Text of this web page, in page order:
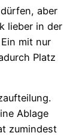
aber
lieber in der
mit nur
Platz
Ablage
zumindest